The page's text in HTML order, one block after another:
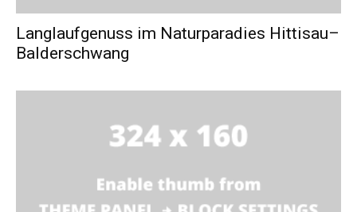
Langlaufgenuss im Naturparadies Hittisau–
Balderschwang